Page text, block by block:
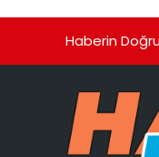
Haberin